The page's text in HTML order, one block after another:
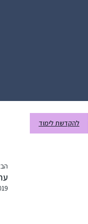
להקדשת לימוד
שאבא שלי סיפר
ביישוב שלנו
רציתי להצטרף
בשבילי.
הייתה הפסקה